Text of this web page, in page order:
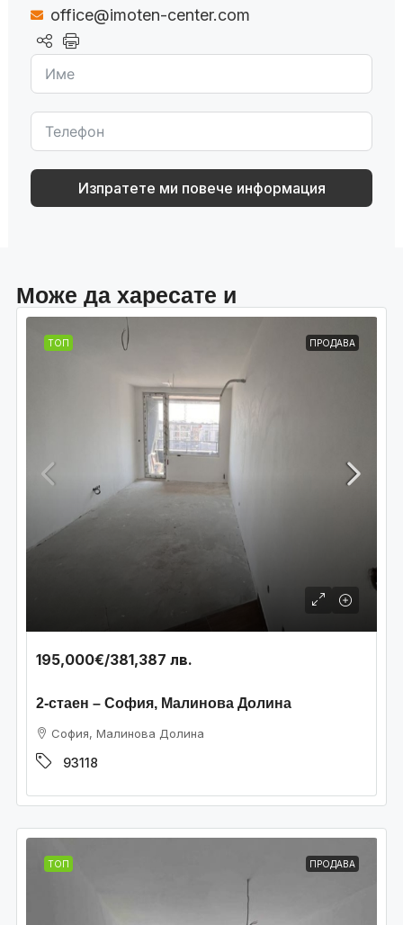
office@imoten-center.com
Изпратете ми повече информация
Може да харесате и
ТОП ПРОДАВА
195,000€/381,387 лв.
2-стаен – София, Малинова Долина
София, Малинова Долина
93118
ТОП ПРОДАВА